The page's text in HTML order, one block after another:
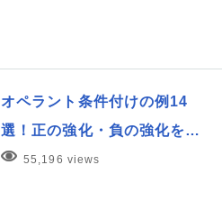
オペラント条件付けの例14
選！正の強化・負の強化を…
55,196 views